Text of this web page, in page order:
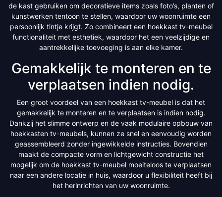
de kast gebruiken om decoratieve items zoals foto’s, planten of
kunstwerken tentoon te stellen, waardoor uw woonruimte een
persoonlijk tintje krijgt. Zo combineert een hoekkast tv-meubel
functionaliteit met esthetiek, waardoor het een veelzijdige en
aantrekkelijke toevoeging is aan elke kamer.
Gemakkelijk te monteren en te
verplaatsen indien nodig.
Een groot voordeel van een hoekkast tv-meubel is dat het
gemakkelijk te monteren en te verplaatsen is indien nodig.
Dankzij het slimme ontwerp en de vaak modulaire opbouw van
hoekkasten tv-meubels, kunnen ze snel en eenvoudig worden
geassembleerd zonder ingewikkelde instructies. Bovendien
maakt de compacte vorm en lichtgewicht constructie het
mogelijk om de hoekkast tv-meubel moeiteloos te verplaatsen
naar een andere locatie in huis, waardoor u flexibiliteit heeft bij
het herinrichten van uw woonruimte.